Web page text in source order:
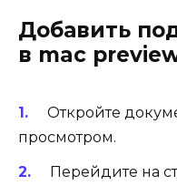
Добавить
в mac
Откройте
просмотром.
Перейдите на